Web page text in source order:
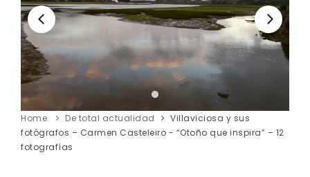
Home De total actualidad
Villaviciosa y sus
fotógrafos – Carmen Casteleiro - “Otoño que inspira” – 12
fotografías